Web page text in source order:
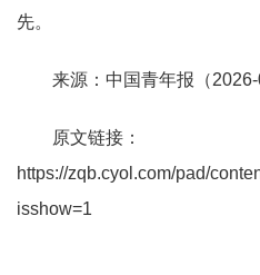
先。
来源：中国青年报（2026-
原文链接：
https://zqb.cyol.com/pad/
isshow=1